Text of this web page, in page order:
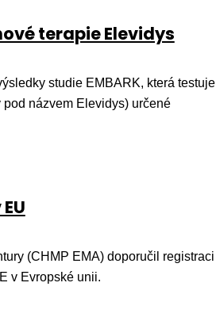
terapie Elevidys
studie EMBARK, která testuje
názvem Elevidys) určené
(CHMP EMA) doporučil registraci
v Evropské unii.